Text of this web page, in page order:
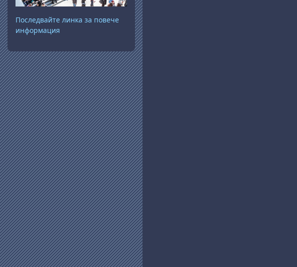
Последвайте линка за повече
информация